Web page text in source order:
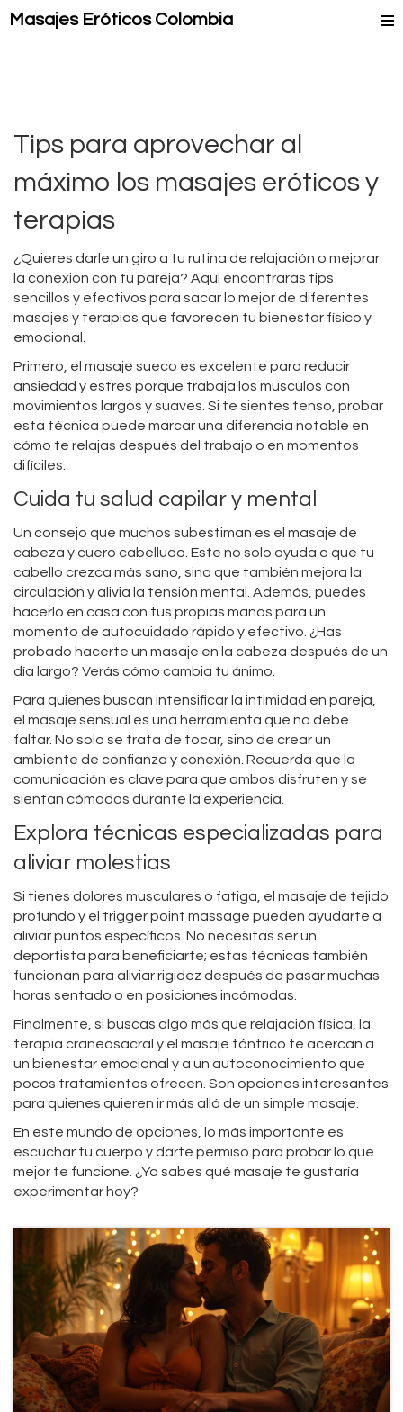
Masajes Eróticos Colombia
Masajes Lésbicos
Masaje Lingam
Tips para aprovechar al
máximo los masajes eróticos y
terapias
¿Quieres darle un giro a tu rutina de relajación o mejorar
la conexión con tu pareja? Aquí encontrarás tips
sencillos y efectivos para sacar lo mejor de diferentes
masajes y terapias que favorecen tu bienestar físico y
emocional.
Primero, el masaje sueco es excelente para reducir
ansiedad y estrés porque trabaja los músculos con
movimientos largos y suaves. Si te sientes tenso, probar
esta técnica puede marcar una diferencia notable en
cómo te relajas después del trabajo o en momentos
difíciles.
Cuida tu salud capilar y mental
Un consejo que muchos subestiman es el masaje de
cabeza y cuero cabelludo. Este no solo ayuda a que tu
cabello crezca más sano, sino que también mejora la
circulación y alivia la tensión mental. Además, puedes
hacerlo en casa con tus propias manos para un
momento de autocuidado rápido y efectivo. ¿Has
probado hacerte un masaje en la cabeza después de un
día largo? Verás cómo cambia tu ánimo.
Para quienes buscan intensificar la intimidad en pareja,
el masaje sensual es una herramienta que no debe
faltar. No solo se trata de tocar, sino de crear un
ambiente de confianza y conexión. Recuerda que la
comunicación es clave para que ambos disfruten y se
sientan cómodos durante la experiencia.
Explora técnicas especializadas para
aliviar molestias
Si tienes dolores musculares o fatiga, el masaje de tejido
profundo y el trigger point massage pueden ayudarte a
aliviar puntos específicos. No necesitas ser un
deportista para beneficiarte; estas técnicas también
funcionan para aliviar rigidez después de pasar muchas
horas sentado o en posiciones incómodas.
Finalmente, si buscas algo más que relajación física, la
terapia craneosacral y el masaje tántrico te acercan a
un bienestar emocional y a un autoconocimiento que
pocos tratamientos ofrecen. Son opciones interesantes
para quienes quieren ir más allá de un simple masaje.
En este mundo de opciones, lo más importante es
escuchar tu cuerpo y darte permiso para probar lo que
mejor te funcione. ¿Ya sabes qué masaje te gustaría
experimentar hoy?